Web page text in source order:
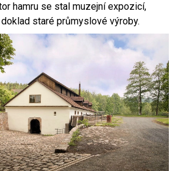
hamru se stal muzejní expozicí,
staré průmyslové výroby.